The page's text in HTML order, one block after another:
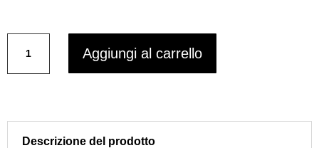
TONIC
Dr.
Tonico
pelli
Aggiungi al carrello
Descrizione del prodotto